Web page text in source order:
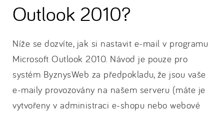
Outlook 2010?
Níže se dozvíte, jak si nastavit e-mail v programu
Microsoft Outlook 2010. Návod je pouze pro
systém ByznysWeb za předpokladu, že jsou vaše
e-maily provozovány na našem serveru (máte je
vytvořeny v administraci e-shopu nebo webové